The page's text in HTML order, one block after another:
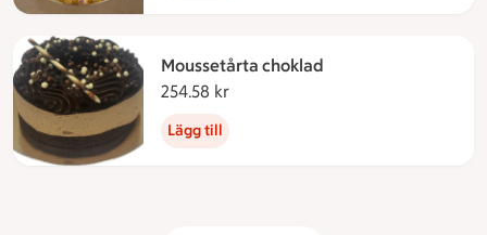
Moussetårta choklad
254.58 kr
Lägg till